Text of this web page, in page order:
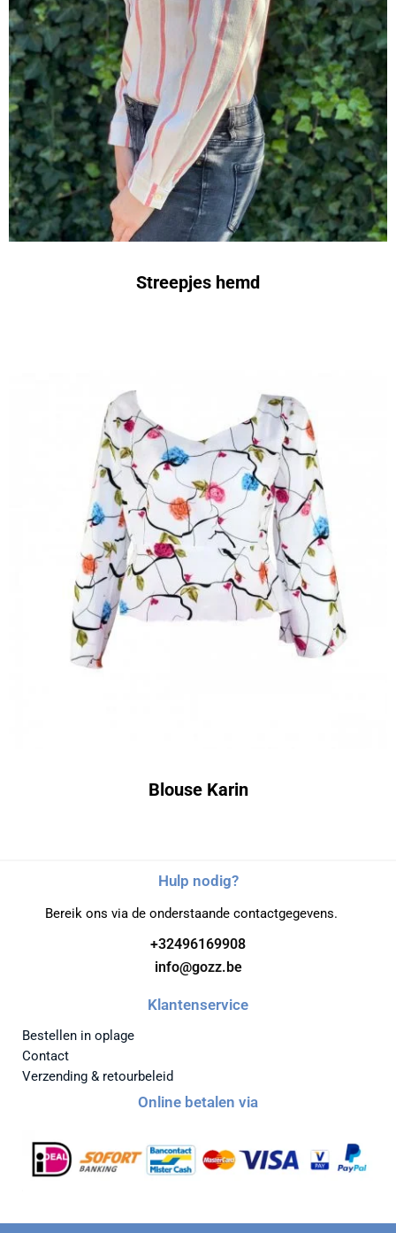
Streepjes hemd
Blouse Karin
Hulp nodig?
Bereik ons via de onderstaande contactgegevens.
+32496169908
info@gozz.be
Klantenservice
Bestellen in oplage
Contact
Verzending & retourbeleid
Online betalen via